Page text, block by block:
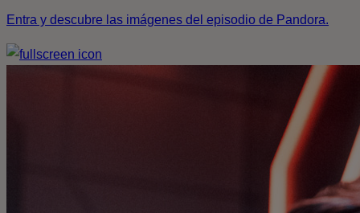
Entra y descubre las imágenes del episodio de Pandora.